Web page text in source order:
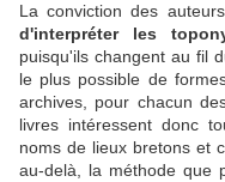
La conviction des
d'interpréter les
puisqu'ils changent au fil
le plus possible de
archives, pour chacun
livres intéressent donc
noms de lieux bretons et
au-delà, la méthode que